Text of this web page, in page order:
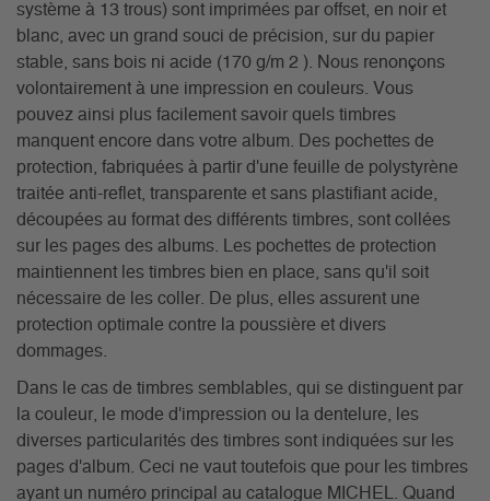
système à 13 trous) sont imprimées par offset, en noir et
blanc, avec un grand souci de précision, sur du papier
stable, sans bois ni acide (170 g/m 2 ). Nous renonçons
volontairement à une impression en couleurs. Vous
pouvez ainsi plus facilement savoir quels timbres
manquent encore dans votre album. Des pochettes de
protection, fabriquées à partir d'une feuille de polystyrène
traitée anti-reflet, transparente et sans plastifiant acide,
découpées au format des différents timbres, sont collées
sur les pages des albums. Les pochettes de protection
maintiennent les timbres bien en place, sans qu'il soit
nécessaire de les coller. De plus, elles assurent une
protection optimale contre la poussière et divers
dommages.
Dans le cas de timbres semblables, qui se distinguent par
la couleur, le mode d'impression ou la dentelure, les
diverses particularités des timbres sont indiquées sur les
pages d'album. Ceci ne vaut toutefois que pour les timbres
ayant un numéro principal au catalogue MICHEL. Quand